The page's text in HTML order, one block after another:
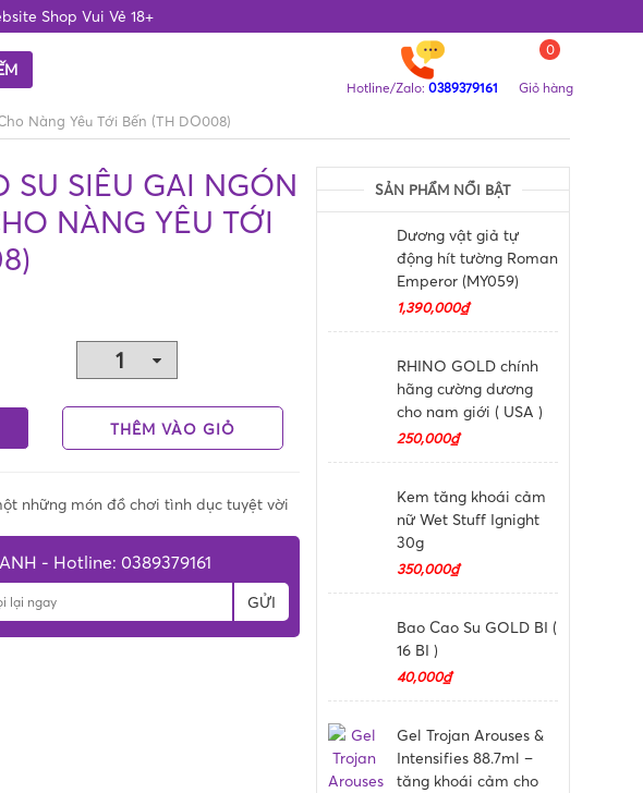
Shop Vui Vẻ 18+
Hotline/Zalo: 0389379161 Giỏ hàng
0
Nàng Yêu Tới Bến (TH DO008)
SU SIÊU GAI NGÓN
NÀNG YÊU TỚI
THÊM VÀO GIỎ
những món đồ chơi tình dục tuyệt vời
- Hotline: 0389379161
GỬI
SẢN PHẨM NỔI BẬT
Dương vật giả tự
động hít tường Roman
Emperor (MY059)
1,390,000₫
RHINO GOLD chính
hãng cường dương
cho nam giới ( USA )
250,000₫
Kem tăng khoái cảm
nữ Wet Stuff Ignight
30g
350,000₫
Bao Cao Su GOLD BI (
16 BI )
40,000₫
Gel Trojan Arouses &
Intensifies 88.7ml –
tăng khoái cảm cho